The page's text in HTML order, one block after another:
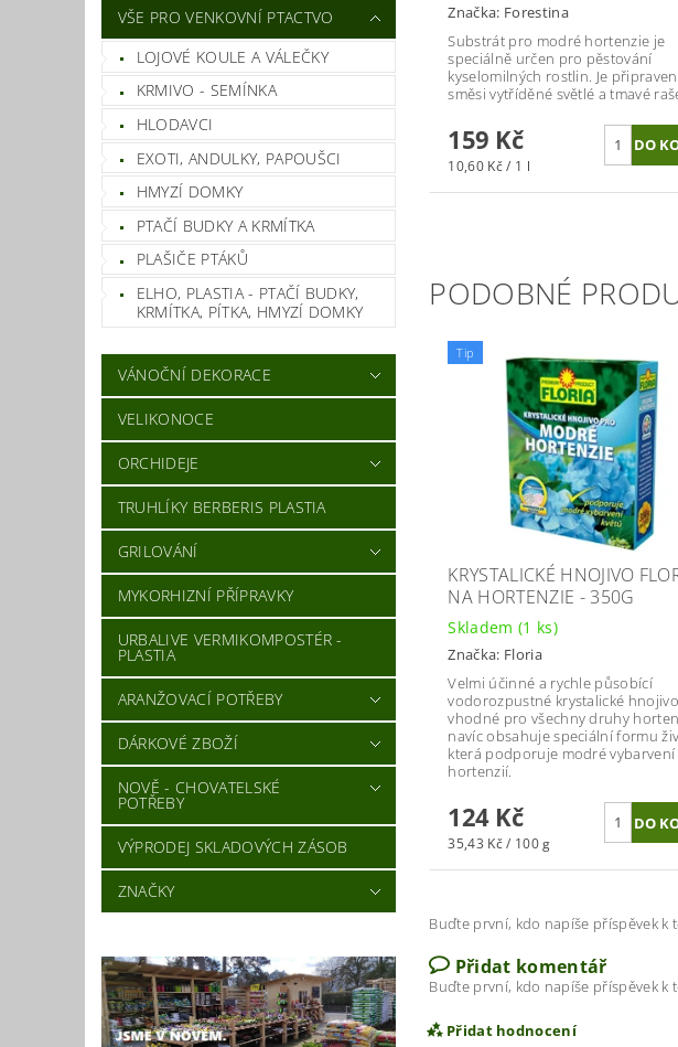
VŠE PRO VENKOVNÍ PTACTVO
LOJOVÉ KOULE A VÁLEČKY
KRMIVO - SEMÍNKA
HLODAVCI
EXOTI, ANDULKY, PAPOUŠCI
HMYZÍ DOMKY
PTAČÍ BUDKY A KRMÍTKA
PLAŠIČE PTÁKŮ
ELHO, PLASTIA - PTAČÍ BUDKY,
KRMÍTKA, PÍTKA, HMYZÍ DOMKY
VÁNOČNÍ DEKORACE
VELIKONOCE
ORCHIDEJE
TRUHLÍKY BERBERIS PLASTIA
GRILOVÁNÍ
MYKORHIZNÍ PŘÍPRAVKY
URBALIVE VERMIKOMPOSTÉR -
PLASTIA
ARANŽOVACÍ POTŘEBY
DÁRKOVÉ ZBOŽÍ
NOVĚ - CHOVATELSKÉ
POTŘEBY
VÝPRODEJ SKLADOVÝCH ZÁSOB
ZNAČKY
Značka: Forestina
Substrát pro modré hortenzie je
speciálně určen pro pěstování
kyselomilných rostlin. Je
směsi vytříděné světlé a tmavé
159 Kč
10,60 Kč / 1 l
PODOBNÉ
Tip
KRYSTALICKÉ HNOJIVO
NA HORTENZIE - 350G
Skladem (1 ks)
Značka: Floria
Velmi účinné a rychle působící
vodorozpustné krystalické
vhodné pro všechny druhy
navíc obsahuje speciální formu
která podporuje modré vybarvení
hortenzií.
124 Kč
35,43 Kč / 100 g
Buďte první, kdo napíše příspěvek k
Přidat komentář
Buďte první, kdo napíše příspěvek k
Přidat hodnocení